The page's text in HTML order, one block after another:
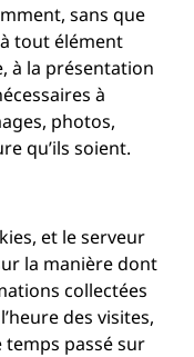
sans que
tout élément
à la présentation
à
photos,
qu’ils soient.
et le serveur
la manière dont
collectées
des visites,
temps passé sur